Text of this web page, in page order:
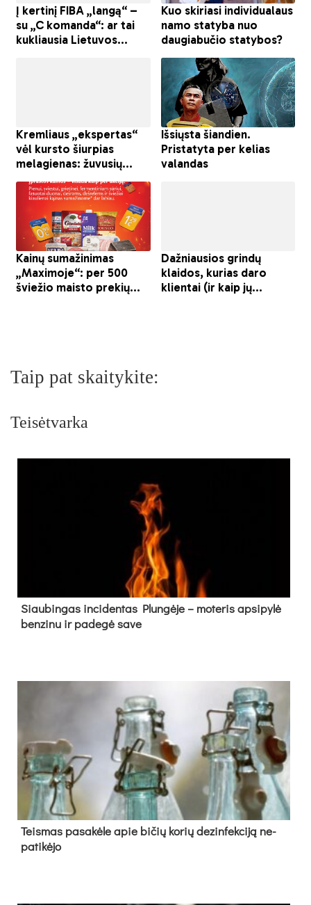
Taip pat skaitykite:
Teisėtvarka
Siau­bin­gas in­ci­den­tas Plun­gė­je – mo­te­ris ap­si­py­lė
ben­zi­nu ir pa­de­gė sa­ve
Teis­mas pa­sa­kė­le apie bi­čių ko­rių de­zin­fek­ci­ją ne­
pa­ti­kė­jo